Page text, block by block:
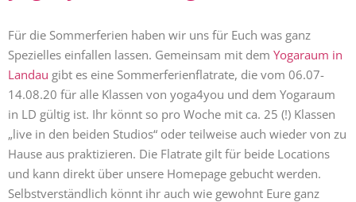
Für die Sommerferien haben wir uns für Euch was ganz
Spezielles einfallen lassen. Gemeinsam mit dem Yogaraum in
Landau gibt es eine Sommerferienflatrate, die vom 06.07-
14.08.20 für alle Klassen von yoga4you und dem Yogaraum
in LD gültig ist. Ihr könnt so pro Woche mit ca. 25 (!) Klassen
„live in den beiden Studios“ oder teilweise auch wieder von zu
Hause aus praktizieren. Die Flatrate gilt für beide Locations
und kann direkt über unsere Homepage gebucht werden.
Selbstverständlich könnt ihr auch wie gewohnt Eure ganz